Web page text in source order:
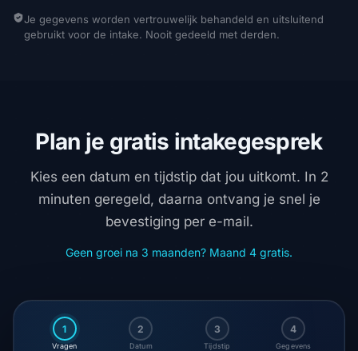
Je gegevens worden vertrouwelijk behandeld en uitsluitend
gebruikt voor de intake. Nooit gedeeld met derden.
Plan je gratis intakegesprek
Kies een datum en tijdstip dat jou uitkomt. In 2
minuten geregeld, daarna ontvang je snel je
bevestiging per e-mail.
Geen groei na 3 maanden? Maand 4 gratis.
1
Vragen
2
Datum
3
Tijdstip
4
Gegevens